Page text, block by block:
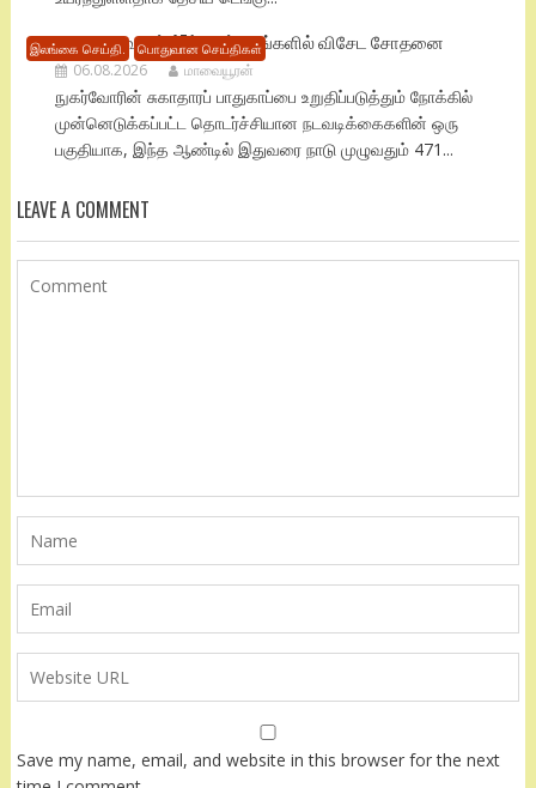
இலங்கை செய்தி. பொதுவான செய்திகள்
நாடு முழுவதும் 471 மருந்தகங்களில் விசேட சோதனை
06.08.2026 மாவையூரன்
நுகர்வோரின் சுகாதாரப் பாதுகாப்பை உறுதிப்படுத்தும் நோக்கில்
முன்னெடுக்கப்பட்ட தொடர்ச்சியான நடவடிக்கைகளின் ஒரு
பகுதியாக, இந்த ஆண்டில் இதுவரை நாடு முழுவதும் 471...
LEAVE A COMMENT
Save my name, email, and website in this browser for the next